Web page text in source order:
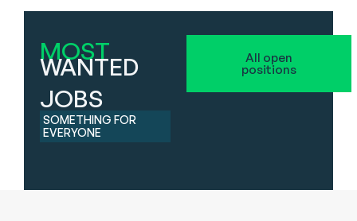
MOST
WANTED
JOBS
SOMETHING FOR
EVERYONE
All open
positions